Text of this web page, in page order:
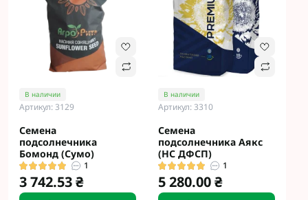
В наличии
Артикул: 3129
Семена
подсолнечника
Бомонд (Сумо)
1
3 742.53 ₴
В наличии
Артикул: 3310
Семена
подсолнечника Аякс
(НС ДФСП)
1
5 280.00 ₴